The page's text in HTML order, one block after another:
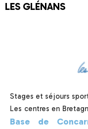
LES GLÉNANS
Stages et séjours
Les centres en
Base de